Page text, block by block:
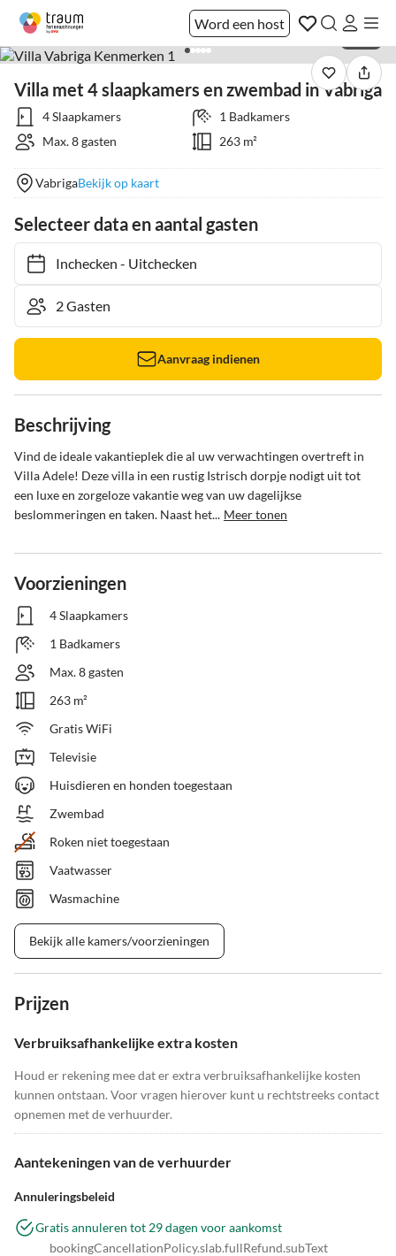
Word een host
Villa met 4 slaapkamers en zwembad in Vabriga
4 Slaapkamers
1 Badkamers
Max. 8 gasten
263 m²
VabrigaBekijk op kaart
Selecteer data en aantal gasten
Inchecken- Uitchecken
Aanvraag indienen
Beschrijving
Vind de ideale vakantieplek die al uw verwachtingen overtreft in
Villa Adele! Deze villa in een rustig Istrisch dorpje nodigt uit tot
een luxe en zorgeloze vakantie weg van uw dagelijkse
beslommeringen en taken. Naast het... Meer tonen
Voorzieningen
4 Slaapkamers
1 Badkamers
Max. 8 gasten
263 m²
Gratis WiFi
Televisie
Huisdieren en honden toegestaan
Zwembad
Roken niet toegestaan
Vaatwasser
Wasmachine
Bekijk alle kamers/voorzieningen
Prijzen
Verbruiksafhankelijke extra kosten
Houd er rekening mee dat er extra verbruiksafhankelijke kosten
kunnen ontstaan. Voor vragen hierover kunt u rechtstreeks contact
opnemen met de verhuurder.
Aantekeningen van de verhuurder
Annuleringsbeleid
Gratis annuleren tot 29 dagen voor aankomst
bookingCancellationPolicy.slab.fullRefund.subText